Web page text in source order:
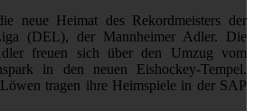
neue Heimat des Rekordmeisters der
(DEL), der Mannheimer Adler. Die
freuen sich über den Umzug vom
in den neuen Eishockey-Tempel.
tragen ihre Heimspiele in der SAP